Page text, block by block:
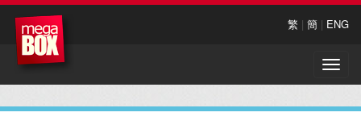
繁 | 簡 | ENG
Toggle